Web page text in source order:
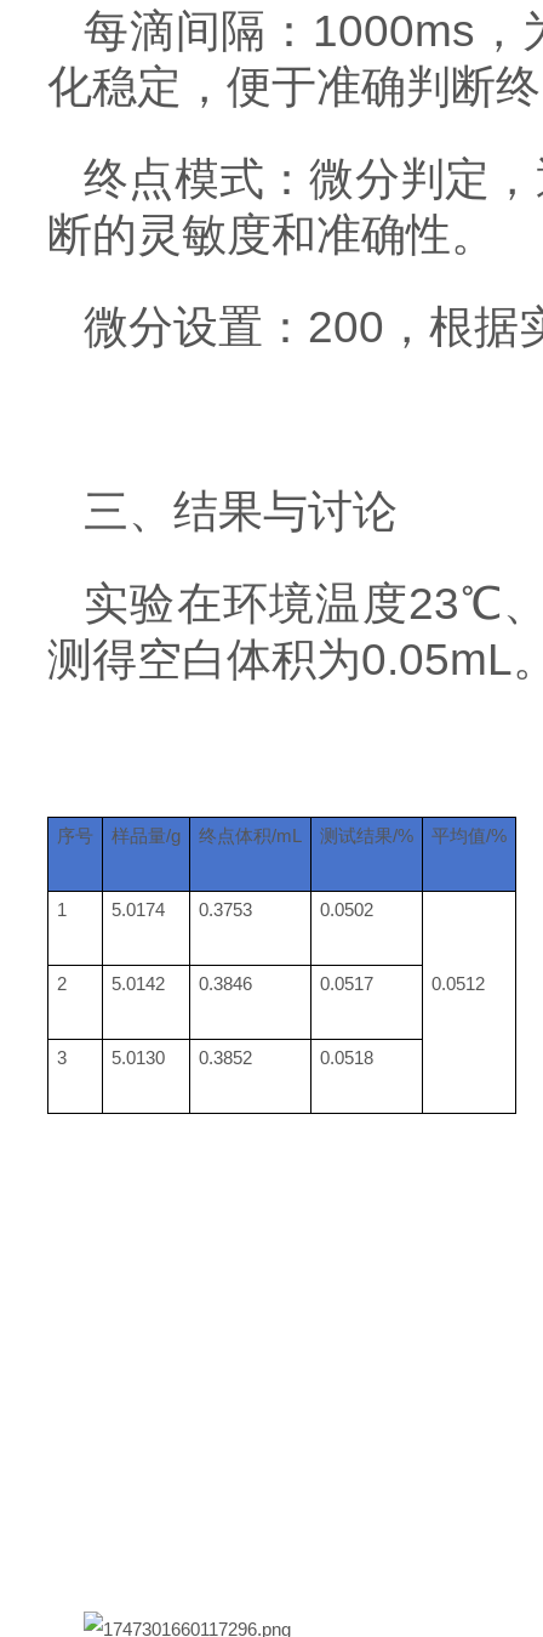
每滴间隔：1000ms，
化稳定，便于准确判断
终点模式：微分判定
断的灵敏度和准确性。
微分设置：200，根据
三、结果与讨论
实验在环境温度23℃
测得空白体积为0.05mL
序号 样品量/g 终点体积/mL 测试结果/% 平均值/%
1 5.0174 0.3753 0.0502
0.0512
2 5.0142 0.3846 0.0517
3 5.0130 0.3852 0.0518